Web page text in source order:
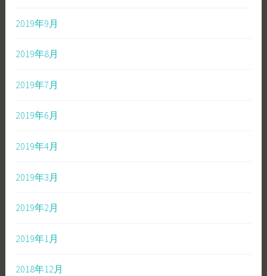
2019年9月
2019年8月
2019年7月
2019年6月
2019年4月
2019年3月
2019年2月
2019年1月
2018年12月